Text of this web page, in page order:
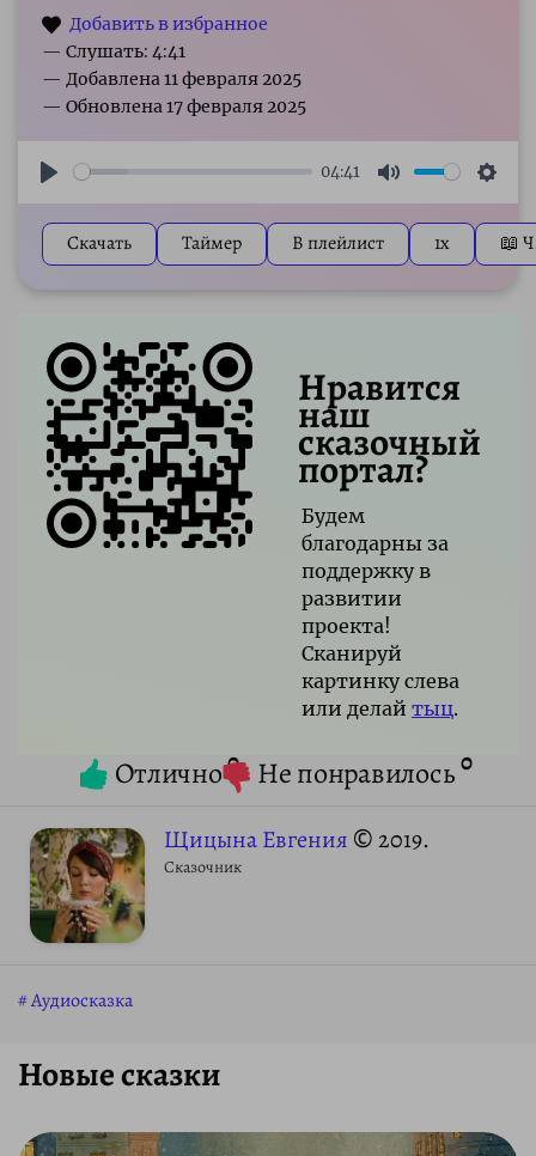
— Слушать: 4:41
Play
04:41
Mute
Скачать Таймер В плейлист 1x 📖
Нравится
наш
сказочный
портал?
Будем
благодарны за
поддержку в
развитии
проекта!
Сканируй
картинку слева
или делай тыц.
Отлично0 Не понравилось0
Щицына Евгения © 2019.
Сказочник
Аудиосказка
Новые сказки